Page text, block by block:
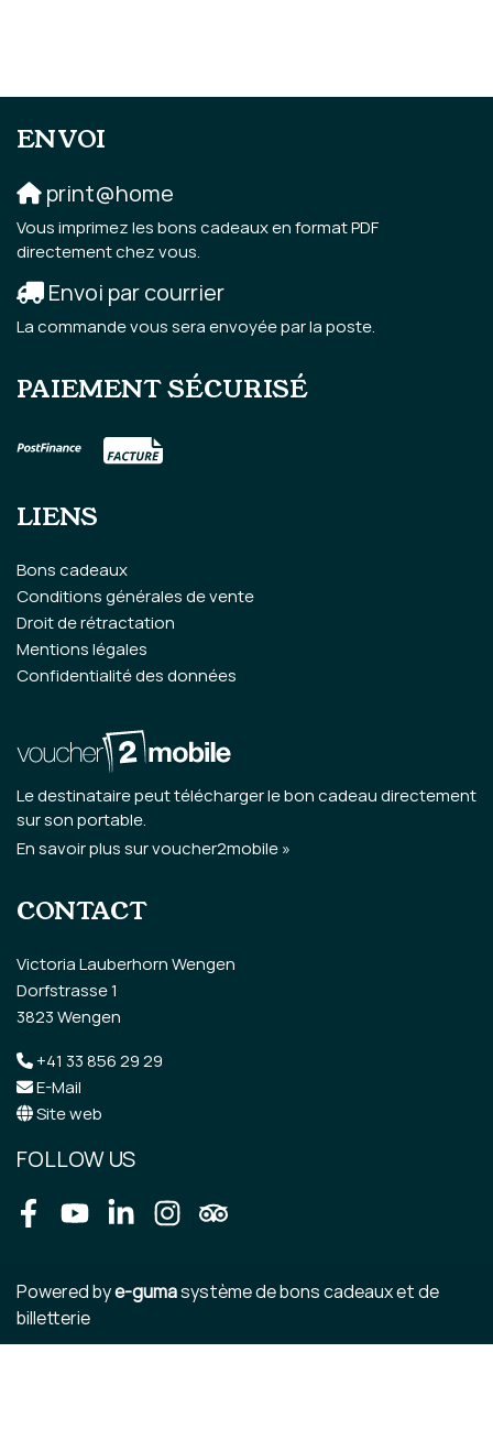
ENVOI
print@home
Vous imprimez les bons cadeaux en format PDF
directement chez vous.
Envoi par courrier
La commande vous sera envoyée par la poste.
PAIEMENT SÉCURISÉ
LIENS
Bons cadeaux
Conditions générales de vente
Droit de rétractation
Mentions légales
Confidentialité des données
Le destinataire peut télécharger le bon cadeau directement
sur son portable.
En savoir plus sur voucher2mobile »
CONTACT
Victoria Lauberhorn Wengen
Dorfstrasse 1
3823 Wengen
+41 33 856 29 29
E-Mail
Site web
FOLLOW US
FacebookYoutubeLinkedInInstagramTripadvisor
Powered bye-gumasystème de bons cadeaux et de
billetterie